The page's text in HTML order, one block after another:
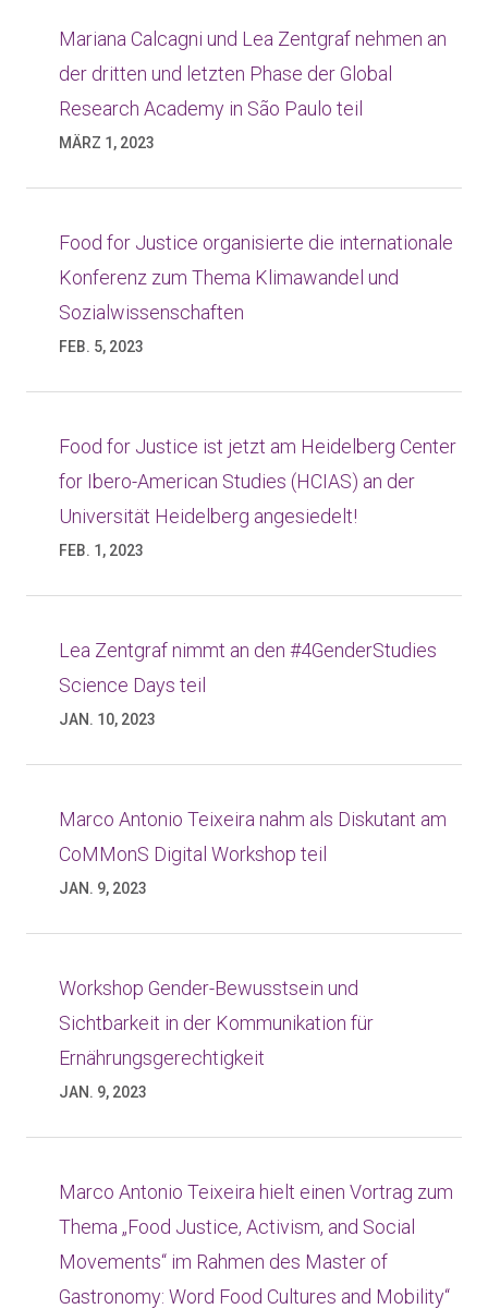
Mariana Calcagni und Lea Zentgraf nehmen an
der dritten und letzten Phase der Global
Research Academy in São Paulo teil
MÄRZ 1, 2023
Food for Justice organisierte die internationale
Konferenz zum Thema Klimawandel und
Sozialwissenschaften
FEB. 5, 2023
Food for Justice ist jetzt am Heidelberg Center
for Ibero-American Studies (HCIAS) an der
Universität Heidelberg angesiedelt!
FEB. 1, 2023
Lea Zentgraf nimmt an den #4GenderStudies
Science Days teil
JAN. 10, 2023
Marco Antonio Teixeira nahm als Diskutant am
CoMMonS Digital Workshop teil
JAN. 9, 2023
Workshop Gender-Bewusstsein und
Sichtbarkeit in der Kommunikation für
Ernährungsgerechtigkeit
JAN. 9, 2023
Marco Antonio Teixeira hielt einen Vortrag zum
Thema „Food Justice, Activism, and Social
Movements“ im Rahmen des Master of
Gastronomy: Word Food Cultures and Mobility“